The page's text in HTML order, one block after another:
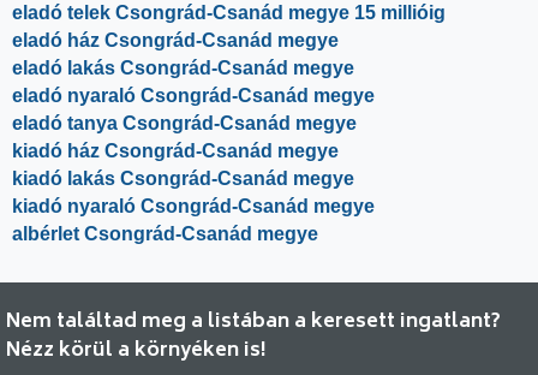
eladó telek Csongrád-Csanád megye 15 millióig
eladó ház Csongrád-Csanád megye
eladó lakás Csongrád-Csanád megye
eladó nyaraló Csongrád-Csanád megye
eladó tanya Csongrád-Csanád megye
kiadó ház Csongrád-Csanád megye
kiadó lakás Csongrád-Csanád megye
kiadó nyaraló Csongrád-Csanád megye
albérlet Csongrád-Csanád megye
Nem találtad meg a listában a keresett ingatlant?
Nézz körül a környéken is!